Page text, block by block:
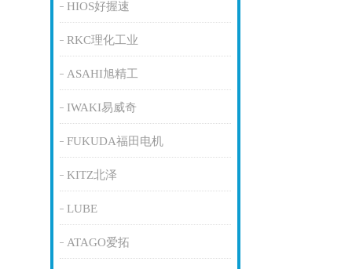
HIOS好握速
RKC理化工业
ASAHI旭精工
IWAKI易威奇
FUKUDA福田电机
KITZ北泽
LUBE
ATAGO爱拓